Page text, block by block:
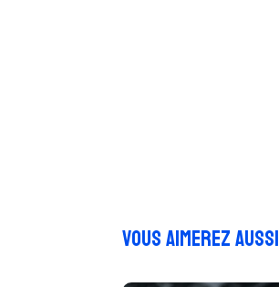
Vous aimerez aussi